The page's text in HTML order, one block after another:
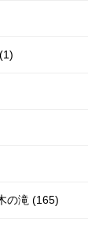
の滝 (165)